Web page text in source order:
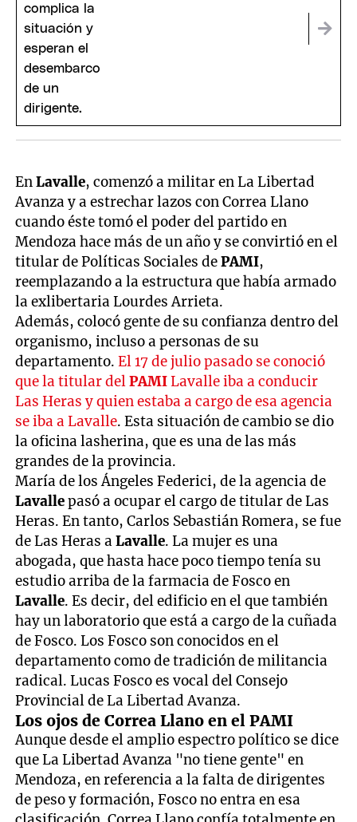
EnLavalle, comenzó a militar en La Libertad
Avanza y a estrechar lazos con Correa Llano
cuando éste tomó el poder del partido en
Mendoza hace más de un año y se convirtió en el
titular de Políticas Sociales dePAMI,
reemplazando a la estructura que había armado
la exlibertaria Lourdes Arrieta.
Además, colocó gente de su confianza dentro del
organismo, incluso a personas de su
departamento.El 17 de julio pasado se conoció
que la titular delPAMILavalle iba a conducir
Las Heras y quien estaba a cargo de esa agencia
se iba a Lavalle. Esta situación de cambio se dio
la oficina lasherina, que es una de las más
grandes de la provincia.
María de los Ángeles Federici, de la agencia de
Lavallepasó a ocupar el cargo de titular de Las
Heras. En tanto, Carlos Sebastián Romera, se fue
de Las Heras aLavalle. La mujer es una
abogada, que hasta hace poco tiempo tenía su
estudio arriba de la farmacia de Fosco en
Lavalle. Es decir, del edificio en el que también
hay un laboratorio que está a cargo de la cuñada
de Fosco. Los Fosco son conocidos en el
departamento como de tradición de militancia
radical. Lucas Fosco es vocal del Consejo
Provincial de La Libertad Avanza.
Los ojos de Correa Llano en el PAMI
Aunque desde el amplio espectro político se dice
que La Libertad Avanza "no tiene gente" en
Mendoza, en referencia a la falta de dirigentes
de peso y formación, Fosco no entra en esa